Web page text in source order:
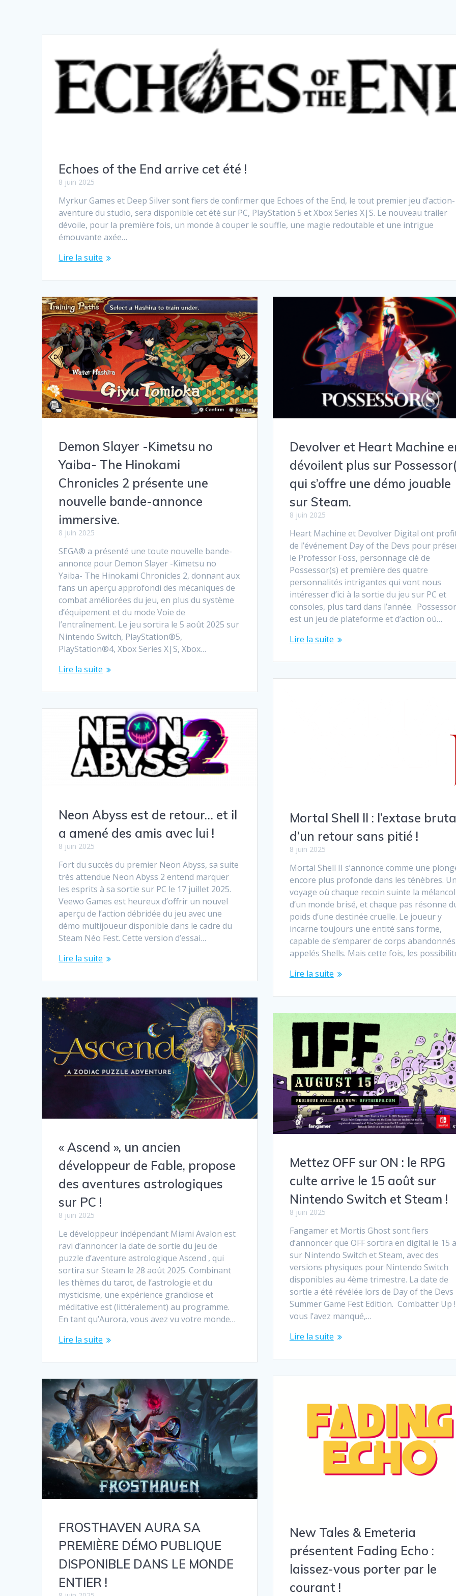
Echoes of the End arrive cet été !
8 juin 2025
Myrkur Games et Deep Silver sont fiers de confirmer que Echoes of the End, le tout premier jeu d’action-
aventure du studio, sera disponible cet été sur PC, PlayStation 5 et Xbox Series X|S. Le nouveau trailer
dévoile, pour la première fois, un monde à couper le souffle, une magie redoutable et une intrigue
émouvante axée…
Lire la suite
Demon Slayer -Kimetsu no
Yaiba- The Hinokami
Chronicles 2 présente une
nouvelle bande-annonce
immersive.
8 juin 2025
SEGA® a présenté une toute nouvelle bande-
annonce pour Demon Slayer -Kimetsu no
Yaiba- The Hinokami Chronicles 2, donnant aux
fans un aperçu approfondi des mécaniques de
combat améliorées du jeu, en plus du système
d’équipement et du mode Voie de
l’entraînement. Le jeu sortira le 5 août 2025 sur
Nintendo Switch, PlayStation®5,
PlayStation®4, Xbox Series X|S, Xbox…
Lire la suite
Devolver et Heart Machine
dévoilent plus sur
qui s’offre une démo jouable
sur Steam.
8 juin 2025
Heart Machine et Devolver Digital ont
de l’événement Day of the Devs pour
le Professor Foss, personnage clé de
Possessor(s) et première des quatre
personnalités intrigantes qui vont nous
intéresser d’ici à la sortie du jeu sur PC et
consoles, plus tard dans l’année.
est un jeu de plateforme et d’action où…
Lire la suite
Mortal Shell II : l’extase
d’un retour sans pitié !
8 juin 2025
Mortal Shell II s’annonce comme une
encore plus profonde dans les ténèbres.
voyage où chaque recoin suinte la
d’un monde brisé, et chaque pas résonne
poids d’une destinée cruelle. Le joueur y
incarne toujours une entité sans forme,
capable de s’emparer de corps abandonnés
appelés Shells. Mais cette fois, les
Lire la suite
Neon Abyss est de retour… et il
a amené des amis avec lui !
8 juin 2025
Fort du succès du premier Neon Abyss, sa suite
très attendue Neon Abyss 2 entend marquer
les esprits à sa sortie sur PC le 17 juillet 2025.
Veewo Games est heureux d’offrir un nouvel
aperçu de l’action débridée du jeu avec une
démo multijoueur disponible dans le cadre du
Steam Néo Fest. Cette version d’essai…
Lire la suite
« Ascend », un ancien
développeur de Fable, propose
des aventures astrologiques
sur PC !
8 juin 2025
Le développeur indépendant Miami Avalon est
ravi d’annoncer la date de sortie du jeu de
puzzle d’aventure astrologique Ascend , qui
sortira sur Steam le 28 août 2025. Combinant
les thèmes du tarot, de l’astrologie et du
mysticisme, une expérience grandiose et
méditative est (littéralement) au programme.
En tant qu’Aurora, vous avez vu votre monde…
Lire la suite
Mettez OFF sur ON : le RPG
culte arrive le 15 août sur
Nintendo Switch et Steam !
8 juin 2025
Fangamer et Mortis Ghost sont fiers
d’annoncer que OFF sortira en digital le 15
sur Nintendo Switch et Steam, avec des
versions physiques pour Nintendo Switch
disponibles au 4ème trimestre. La date de
sortie a été révélée lors de Day of the Devs
Summer Game Fest Edition. Combatter Up
vous l’avez manqué,…
Lire la suite
New Tales & Emeteria
présentent Fading Echo :
laissez-vous porter par le
courant !
FROSTHAVEN AURA SA
PREMIÈRE DÉMO PUBLIQUE
DISPONIBLE DANS LE MONDE
ENTIER !